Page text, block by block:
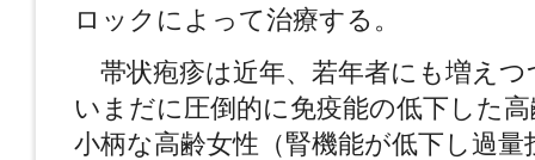
ロックによって治療する。
帯状疱疹は近年、若年者にも増え
いまだに圧倒的に免疫能の低下した
小柄な高齢女性（腎機能が低下し過